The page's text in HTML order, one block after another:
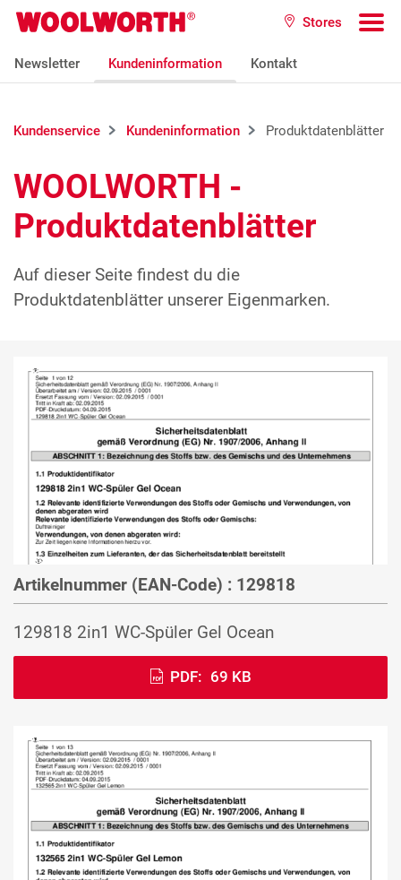
Zum Hauptinhalt
Woolworth GmbH Stores
Newsletter Kundeninformation Kontakt
Kundenservice Kundeninformation Produktdatenblätter
WOOLWORTH -
Produktdatenblätter
Auf dieser Seite findest du die
Produktdatenblätter unserer Eigenmarken.
Artikelnummer (EAN-Code) : 129818
129818 2in1 WC-Spüler Gel Ocean
PDF: 69 KB